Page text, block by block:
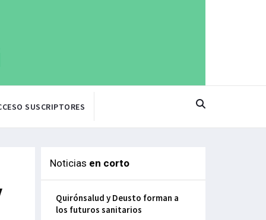
SUSCRIPTORES
Noticias en corto
Quirónsalud y Deusto forman a
los futuros sanitarios